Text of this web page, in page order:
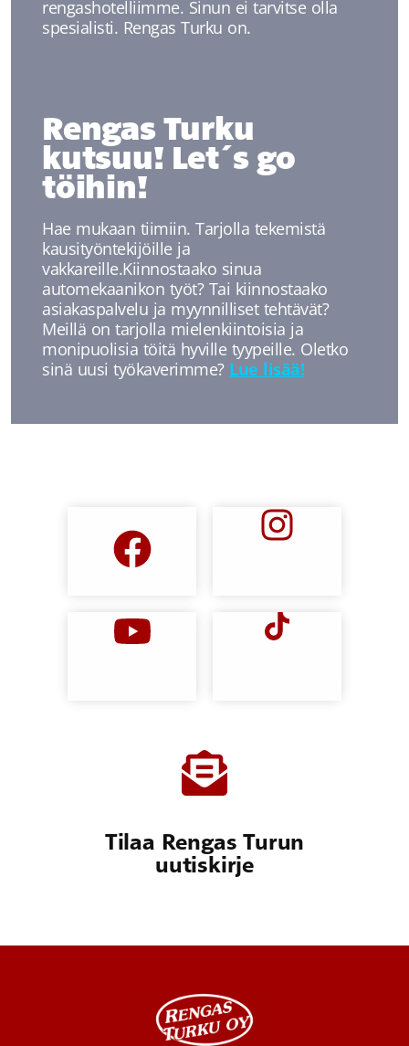
rengashotelliimme. Sinun ei tarvitse olla
spesialisti. Rengas Turku on.
Rengas Turku
kutsuu! Let´s go
töihin!
Hae mukaan tiimiin. Tarjolla tekemistä
kausityöntekijöille ja
vakkareille.Kiinnostaako sinua
automekaanikon työt? Tai kiinnostaako
asiakaspalvelu ja myynnilliset tehtävät?
Meillä on tarjolla mielenkiintoisia ja
monipuolisia töitä hyville tyypeille. Oletko
sinä uusi työkaverimme? Lue lisää!
Tilaa Rengas Turun
uutiskirje